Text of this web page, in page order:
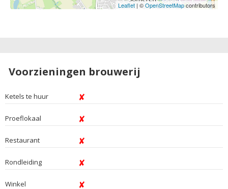
Leaflet | ©OpenStreetMapcontributors
Voorzieningen brouwerij
Ketels te huur
Proeflokaal
Restaurant
Rondleiding
Winkel